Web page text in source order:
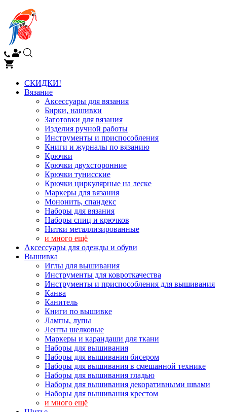
СКИДКИ!
Вязание
Аксессуары для вязания
Бирки, нашивки
Заготовки для вязания
Изделия ручной работы
Инструменты и приспособления
Книги и журналы по вязанию
Крючки
Крючки двухсторонние
Крючки тунисские
Крючки циркулярные на леске
Маркеры для вязания
Мононить, спандекс
Наборы для вязания
Наборы спиц и крючков
Нитки металлизированные
и много ещё
Аксессуары для одежды и обуви
Вышивка
Иглы для вышивания
Инструменты для ковроткачества
Инструменты и приспособления для вышивания
Канва
Канитель
Книги по вышивке
Лампы, лупы
Ленты шелковые
Маркеры и карандаши для ткани
Наборы для вышивания
Наборы для вышивания бисером
Наборы для вышивания в смешанной технике
Наборы для вышивания гладью
Наборы для вышивания декоративными швами
Наборы для вышивания крестом
и много ещё